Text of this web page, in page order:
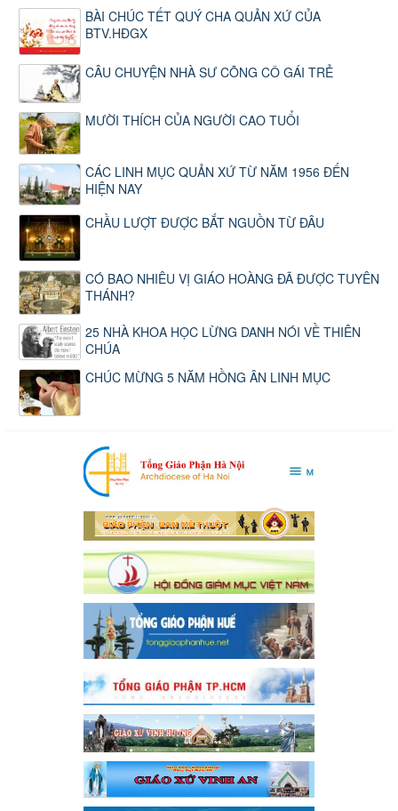
BÀI CHÚC TẾT QUÝ CHA QUẢN XỨ CỦA
BTV.HĐGX
CÂU CHUYỆN NHÀ SƯ CÕNG CÔ GÁI TRẺ
MƯỜI THÍCH CỦA NGƯỜI CAO TUỔI
CÁC LINH MỤC QUẢN XỨ TỪ NĂM 1956 ĐẾN
HIỆN NAY
CHẦU LƯỢT ĐƯỢC BẮT NGUỒN TỪ ĐÂU
CÓ BAO NHIÊU VỊ GIÁO HOÀNG ĐÃ ĐƯỢC TUYÊN
THÁNH?
25 NHÀ KHOA HỌC LỪNG DANH NÓI VỀ THIÊN
CHÚA
CHÚC MỪNG 5 NĂM HỒNG ÂN LINH MỤC